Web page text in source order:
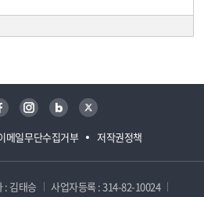
메일무단수집거부 저작권정책
페이스북 인스타그램 블로그 트위터
: 김태승
사업자등록 : 314-82-10024